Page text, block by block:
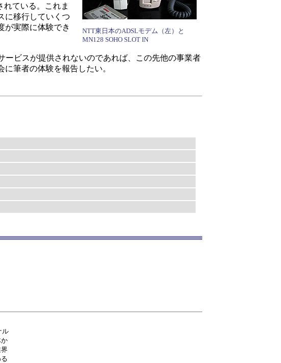
NTT東日本のADSLモデム（左）と
MN128 SOHO SLOT IN
ている。これま
に移行していくつ
が実際に体験でき
ビスが提供されないのであれば、この先他の事業者
筆者の体験を報告したい。
ル